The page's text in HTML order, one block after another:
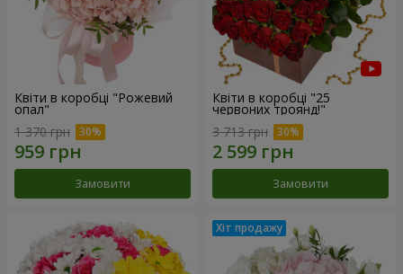
Квіти в коробці "Рожевий
опал"
1 370 грн
Замовити
Квіти в коробці "25
червоних троянд!"
3 713 грн
Замовити